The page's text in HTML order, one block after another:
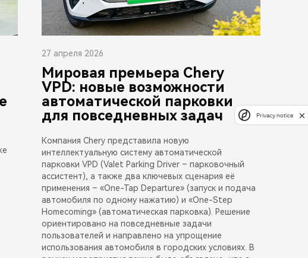
27 апреля 2026
Мировая премьера Chery
VPD: новые возможности
автоматической парковки
для повседневных задач
Компания Chery представила новую
интеллектуальную систему автоматической
парковки VPD (Valet Parking Driver – парковочный
ассистент), а также два ключевых сценария её
применения – «One-Tap Departure» (запуск и подача
автомобиля по одному нажатию) и «One-Step
Homecoming» (автоматическая парковка). Решение
ориентировано на повседневные задачи
пользователей и направлено на упрощение
использования автомобиля в городских условиях. В
Privacy notice